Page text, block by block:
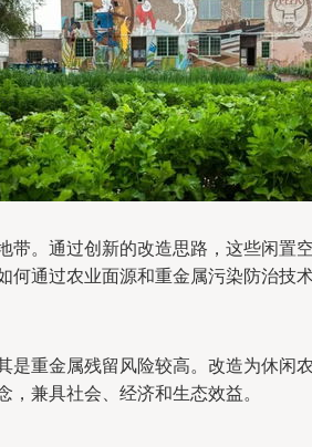
。通过创新的改造思路，这些闲
通过农业面源和重金属污染防治技
重金属残留风险较高。改造为休
兼具社会、经济和生态效益。